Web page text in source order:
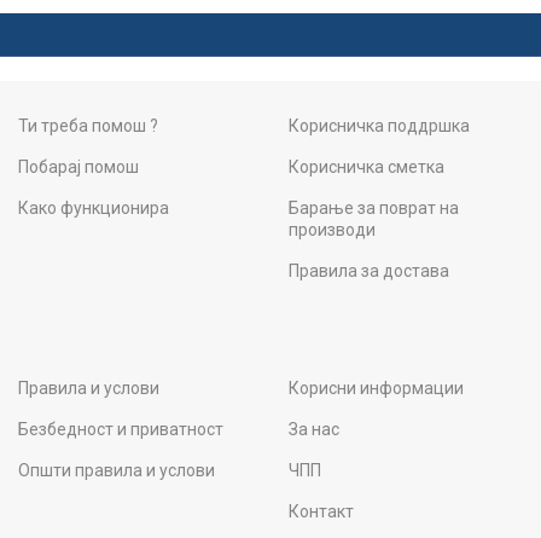
Ти треба помош ?
Побарај помош
Како функционира
Корисничка поддршка
Корисничка сметка
Барање за поврат на
производи
Правила за достава
Правила и услови
Безбедност и приватност
Општи правила и услови
Корисни информации
За нас
ЧПП
Контакт